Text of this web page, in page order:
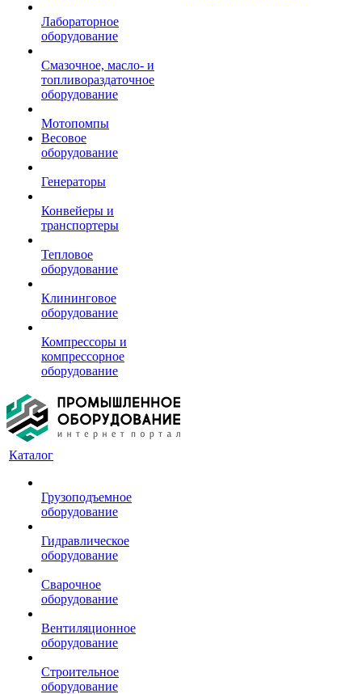
Лабораторное
оборудование
Смазочное, масло- и
топливораздаточное
оборудование
Мотопомпы
Весовое
оборудование
Генераторы
Конвейеры и
транспортеры
Тепловое
оборудование
Клининговое
оборудование
Компрессоры и
компрессорное
оборудование
Каталог
Грузоподъемное
оборудование
Гидравлическое
оборудование
Сварочное
оборудование
Вентиляционное
оборудование
Строительное
оборудование